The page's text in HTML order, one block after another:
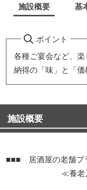
施設概要 基
ポイント
各種ご宴会など、
納得の「味」と「
施設概要
■■■ 居酒屋の老舗
≪養老乃瀧